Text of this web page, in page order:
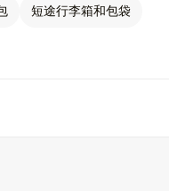
短途行李箱和包袋